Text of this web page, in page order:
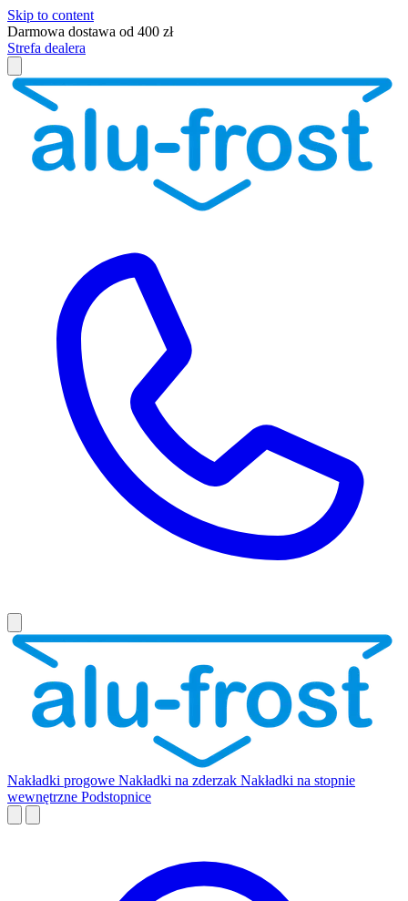
Skip to content
Darmowa dostawa od 400 zł
Strefa dealera
Nakładki progowe Nakładki na zderzak Nakładki na stopnie
wewnętrzne Podstopnice